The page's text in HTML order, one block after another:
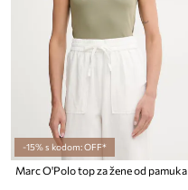
-15% s kodom: OFF*
Marc O'Polo top za žene od pamuka